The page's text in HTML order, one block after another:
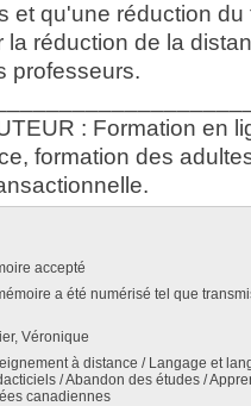
et qu'une réduction
la réduction de la
professeurs.
: Formation en
formation des
accepté
a été numérisé tel que
Véronique
à distance / Langage et
/ Abandon des études /
canadiennes